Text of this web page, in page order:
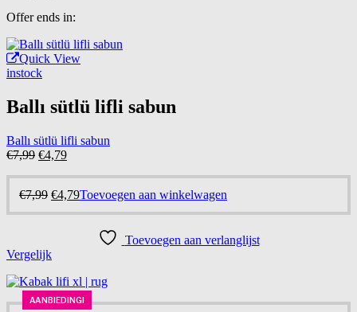
Offer ends in:
Quick View
instock
Ballı sütlü lifli sabun
Ballı sütlü lifli sabun
€7,99 Oorspronkelijke
was:
€7,99.
€4,79Huidige
is:
€4,79.
€7,99 Oorspronkelijke
€4,79Huidige
€4,79.
Toevoegen aan winkelwagen
Toevoegen aan verlanglijst
Vergelijk
AANBIEDING!
-40%
AANBIEDING!